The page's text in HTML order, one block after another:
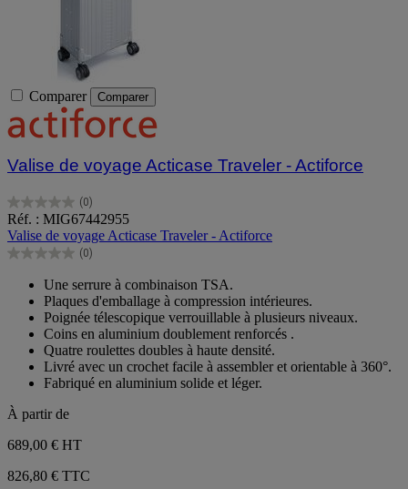
Comparer Comparer
Valise de voyage Acticase Traveler - Actiforce
(0)
0.0
sur
5
étoiles.
Réf. : MIG67442955
Valise de voyage Acticase Traveler - Actiforce
(0)
0.0
étoiles.
Une serrure à combinaison TSA.
Plaques d'emballage à compression intérieures.
Poignée télescopique verrouillable à plusieurs niveaux.
Coins en aluminium doublement renforcés .
Quatre roulettes doubles à haute densité.
Livré avec un crochet facile à assembler et orientable à 360°.
Fabriqué en aluminium solide et léger.
À partir de
689,00 € HT
826,80 € TTC